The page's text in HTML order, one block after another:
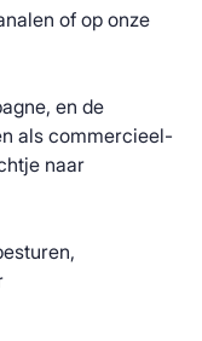
of op onze
en de
als commercieel-
naar